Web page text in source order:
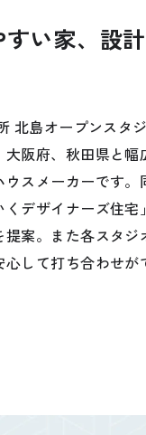
い家、設
北島オープンスタ
阪府、秋田県と幅
スメーカーです。
デザイナーズ住宅
案。また各スタ
して打ち合わせが